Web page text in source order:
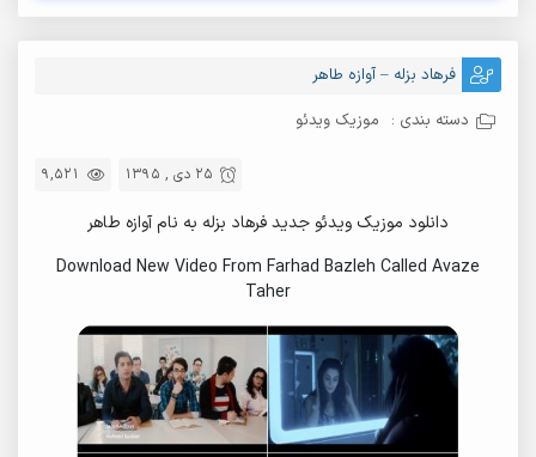
فرهاد بزله – آوازه طاهر
دسته بندی : موزیک ویدئو
9,521 25 دی , 1395
دانلود موزیک ویدئو جدید فرهاد بزله به نام آوازه طاهر
Download New Video From Farhad Bazleh Called Avaze
Taher